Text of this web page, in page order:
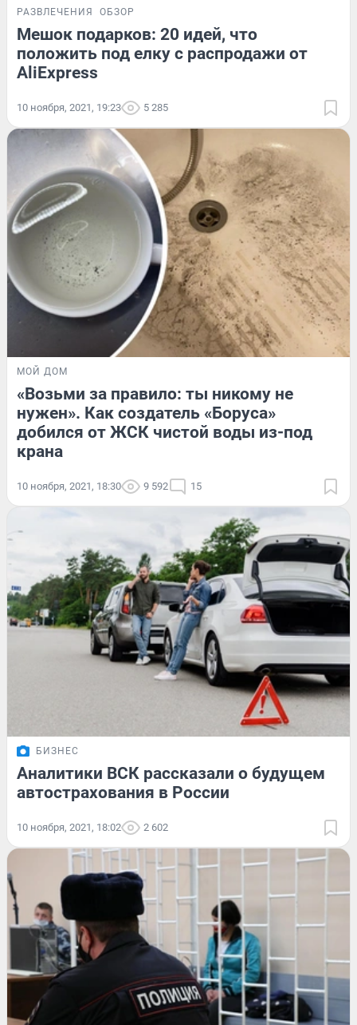
РАЗВЛЕЧЕНИЯ ОБЗОР
Мешок подарков: 20 идей, что
положить под елку с распродажи от
AliExpress
10 ноября, 2021, 19:23 5 285
МОЙ ДОМ
«Возьми за правило: ты никому не
нужен». Как создатель «Боруса»
добился от ЖСК чистой воды из-под
крана
10 ноября, 2021, 18:30 9 592 15
БИЗНЕС
Аналитики ВСК рассказали о будущем
автострахования в России
10 ноября, 2021, 18:02 2 602